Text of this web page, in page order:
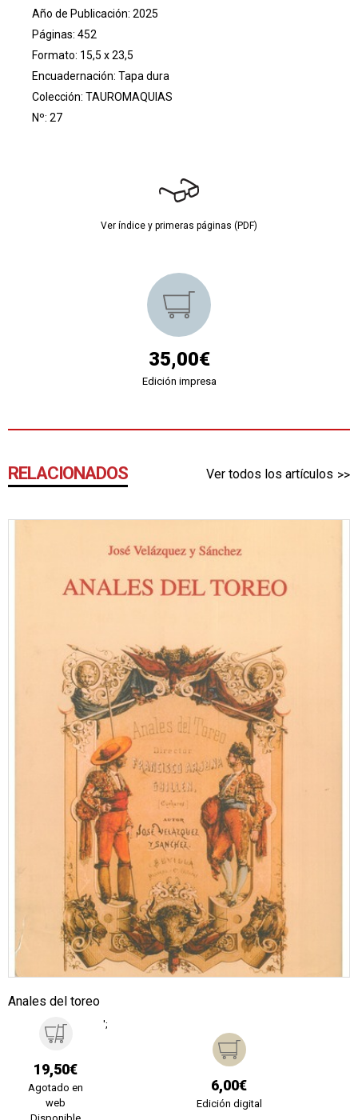
Año de Publicación: 2025
Páginas: 452
Formato: 15,5 x 23,5
Encuadernación: Tapa dura
Colección: TAUROMAQUIAS
Nº: 27
Ver índice y primeras páginas (PDF)
35,00€
Edición impresa
RELACIONADOS Ver todos los artículos
Anales del toreo
19,50€
Agotado en
web
';
6,00€
Edición digital